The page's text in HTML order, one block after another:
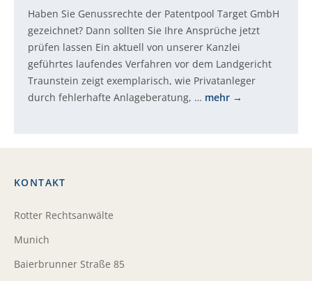
Haben Sie Genussrechte der Patentpool Target GmbH
gezeichnet? Dann sollten Sie Ihre Ansprüche jetzt
prüfen lassen Ein aktuell von unserer Kanzlei
geführtes laufendes Verfahren vor dem Landgericht
Traunstein zeigt exemplarisch, wie Privatanleger
durch fehlerhafte Anlageberatung, … mehr
KONTAKT
Rotter Rechtsanwälte
Munich
Baierbrunner Straße 85